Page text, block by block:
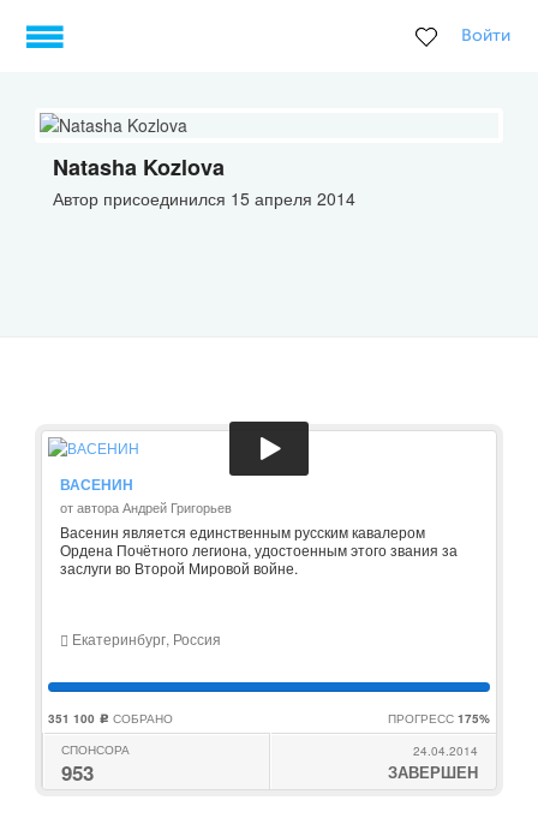
Войти
Natasha Kozlova
Автор присоединился 15 апреля 2014
ВАСЕНИН
от автора Андрей Григорьев
Васенин является единственным русским кавалером
Ордена Почётного легиона, удостоенным этого звания за
заслуги во Второй Мировой войне.
Екатеринбург, Россия
351 100 c СОБРАНО ПРОГРЕСС 175%
СПОНСОРА
953
24.04.2014
ЗАВЕРШЕН